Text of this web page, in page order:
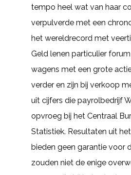
tempo heel wat van haar
verpulverde met een
het wereldrecord met
Geld lenen particulier
wagens met een grote
verder en zijn bij verkoop
uit cijfers die payrolbedrijf
opvroeg bij het Centraal
Statistiek. Resultaten uit
bieden geen garantie voor
zouden niet de enige